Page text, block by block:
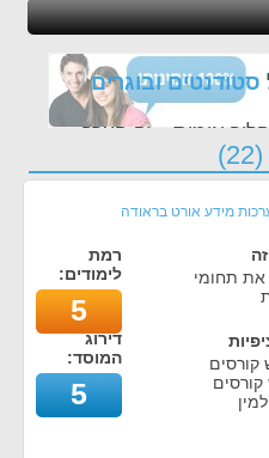
סטודנטים ובוגרים
אימות - זה הערך
מידע אורט בראודה
את תחומי
קורסים
רמת
לימודים:
5
דירוג
המוסד:
5